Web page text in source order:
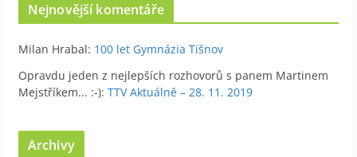
Nejnovější komentáře
Milan Hrabal: 100 let Gymnázia Tišnov
Opravdu jeden z nejlepších rozhovorů s panem Martinem
Mejstříkem... :-): TTV Aktuálně – 28. 11. 2019
Archivy